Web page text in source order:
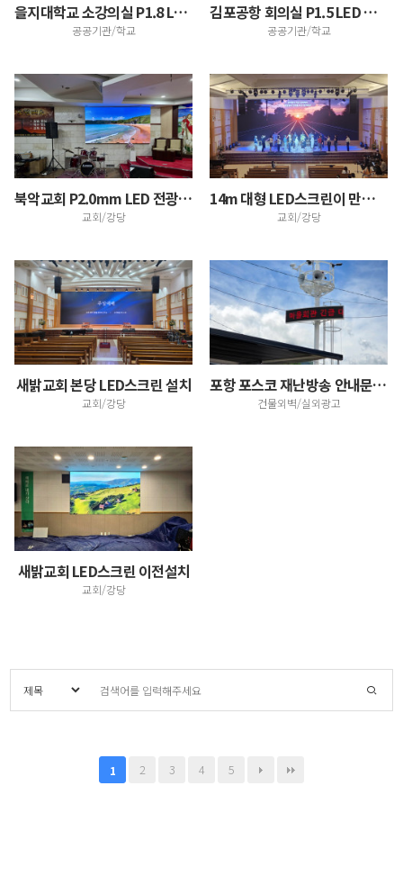
을지대학교 소강의실 P1.8 LED 전광판 설치 │ 3…
공공기관/학교
김포공항 회의실 P1.5 LED 전광판 설치 │ 416…
공공기관/학교
북악교회 P2.0mm LED 전광판 설치
교회/강당
14m 대형 LED스크린이 만든 교회 공연 무대
교회/강당
새밝교회 본당 LED스크린 설치
교회/강당
포항 포스코 재난방송 안내문자 전광판 설치
건물외벽/실외광고
새밝교회 LED스크린 이전설치
교회/강당
1 2 3 4 5